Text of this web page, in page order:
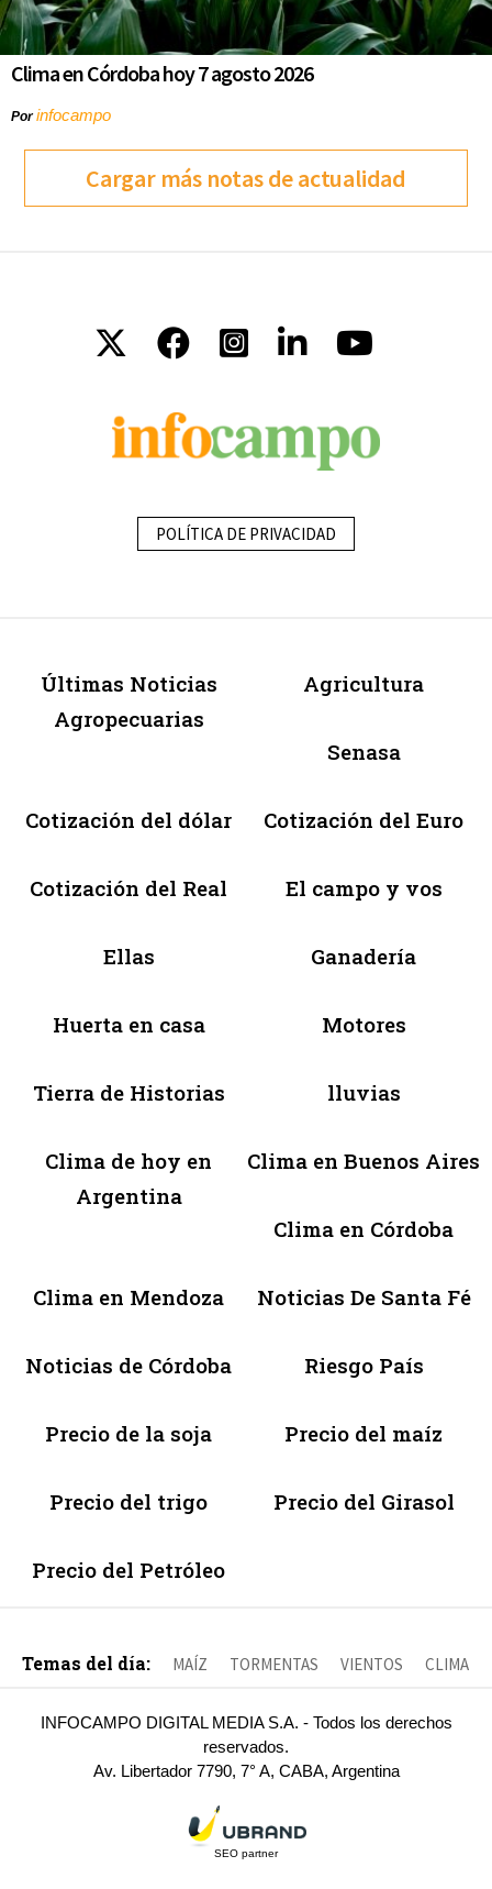
Clima en Córdoba hoy 7 agosto 2026
Porinfocampo
Cargar más notas de actualidad
POLÍTICA DE PRIVACIDAD
Últimas Noticias
Agropecuarias
Agricultura
Senasa
Cotización del dólar Cotización del Euro
Cotización del Real El campo y vos
Ellas Ganadería
Huerta en casa Motores
Tierra de Historias lluvias
Clima de hoy en
Argentina
Clima en Buenos Aires
Clima en Córdoba
Clima en Mendoza Noticias De Santa Fé
Noticias de Córdoba Riesgo País
Precio de la soja Precio del maíz
Precio del trigo Precio del Girasol
Precio del Petróleo
Temas del día: MAÍZ TORMENTAS VIENTOS CLIMA
INFOCAMPO DIGITAL MEDIA S.A. - Todos los derechos
reservados.
Av. Libertador 7790, 7° A, CABA, Argentina
SEO partner